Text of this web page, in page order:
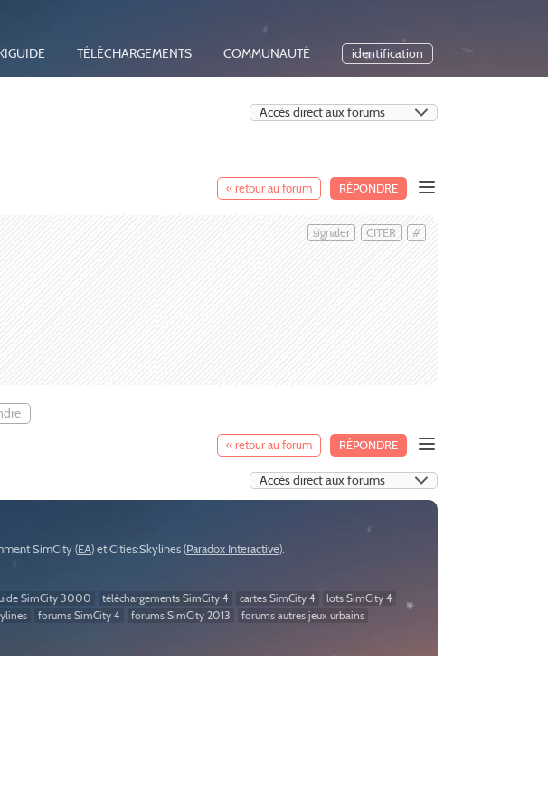
TÉLÉCHARGEMENTS COMMUNAUTÉ identification
« retour au forum RÉPONDRE
#
CITER
signaler
« retour au forum RÉPONDRE
SimCity (EA) et Cities:Skylines (Paradox Interactive).
SimCity 3000 téléchargements SimCity 4 cartes SimCity 4
lots SimCity 4
forums SimCity 4 forums SimCity 2013
forums autres jeux urbains